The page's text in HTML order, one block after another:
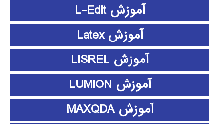
آموزش L-Edit
آموزش Latex
آموزش LISREL
آموزش LUMION
آموزش MAXQDA